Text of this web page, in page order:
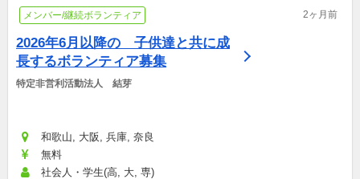
メンバー/継続ボランティア 2ヶ月前
2026年6月以降の　子供達と共に成
長するボランティア募集
特定非営利活動法人　結芽
和歌山, 大阪, 兵庫, 奈良
無料
社会人・学生(高, 大, 専)